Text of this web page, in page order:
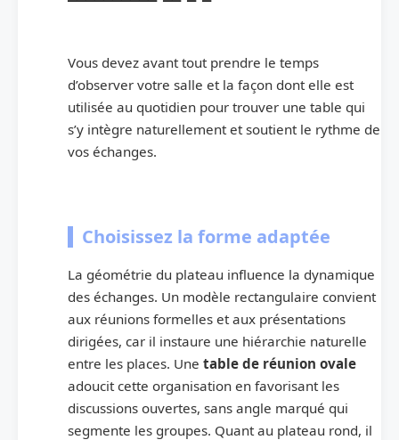
Vous devez avant tout prendre le temps
d’observer votre salle et la façon dont elle est
utilisée au quotidien pour trouver une table qui
s’y intègre naturellement et soutient le rythme de
vos échanges.
Choisissez la forme adaptée
La géométrie du plateau influence la dynamique
des échanges. Un modèle rectangulaire convient
aux réunions formelles et aux présentations
dirigées, car il instaure une hiérarchie naturelle
entre les places. Une table de réunion ovale
adoucit cette organisation en favorisant les
discussions ouvertes, sans angle marqué qui
segmente les groupes. Quant au plateau rond, il